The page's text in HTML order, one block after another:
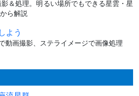
影＆処理。明るい場所でもできる星雲・星
ら解説
よう
動画撮影、ステライメージで画像処理